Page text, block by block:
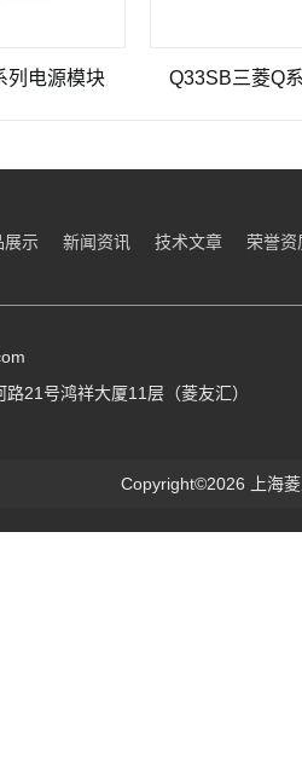
模块 Q33SB三菱Q系列
展示 新闻资讯 技术文章 荣誉资
21号鸿祥大厦11层（菱友汇）
Copyright©2026 上海